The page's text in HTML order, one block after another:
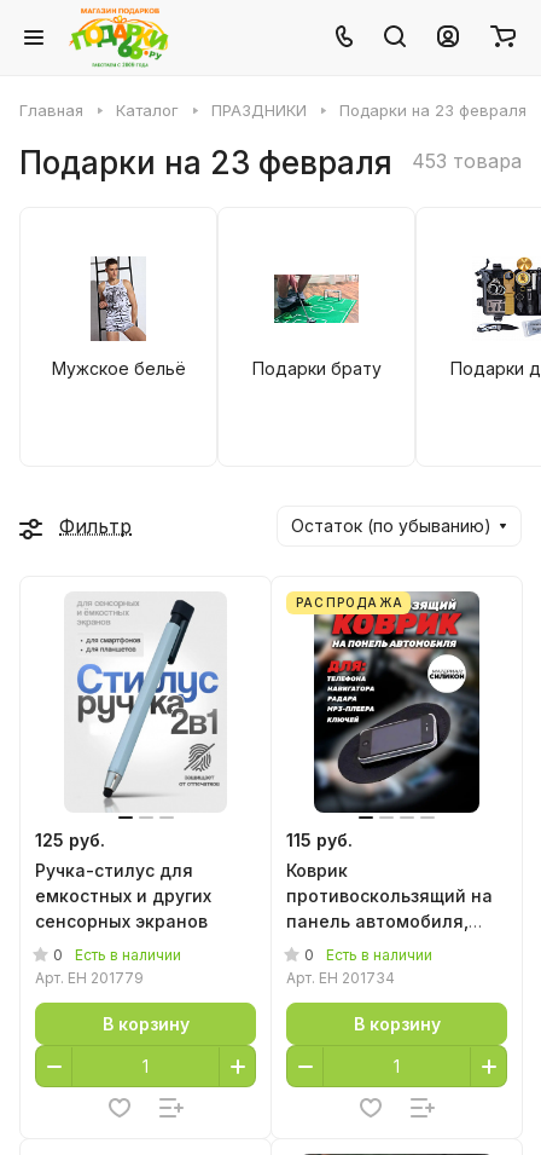
Главная Каталог ПРАЗДНИКИ Подарки на 23 февраля
Подарки на 23 февраля 453 товара
Мужское бельё Подарки брату Подарки
Фильтр Остаток (по убыванию)
125 руб.
Ручка-стилус для
емкостных и других
сенсорных экранов
0
Есть в наличии
Арт. EH 201779
В корзину
РАСПРОДАЖА
115 руб.
Коврик
противоскользящий на
панель автомобиля,
12*18 см
0
Есть в наличии
Арт. EH 201734
В корзину